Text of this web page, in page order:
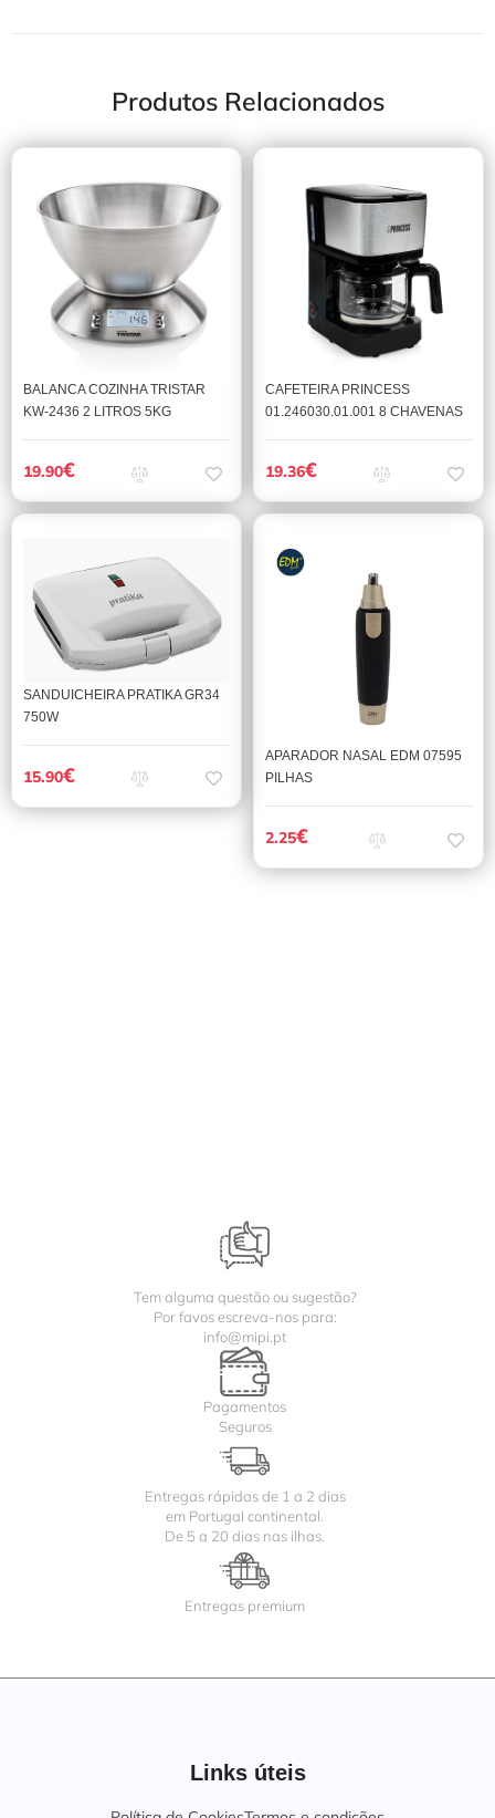
Produtos Relacionados
BALANCA COZINHA TRISTAR
KW-2436 2 LITROS 5KG
19.90€
CAFETEIRA PRINCESS
01.246030.01.001 8 CHAVENAS
19.36€
SANDUICHEIRA PRATIKA GR34
750W
15.90€
APARADOR NASAL EDM 07595
PILHAS
2.25€
Tem alguma questão ou sugestão?
Por favos escreva-nos para:
info@mipi.pt
Pagamentos
Seguros
Entregas rápidas de 1 a 2 dias
em Portugal continental.
De 5 a 20 dias nas ilhas.
Entregas premium
Links úteis